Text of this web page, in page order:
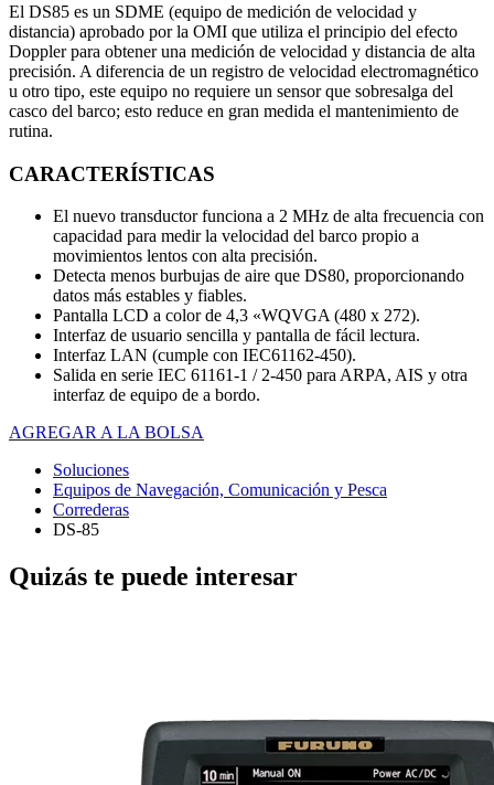
El DS85 es un SDME (equipo de medición de velocidad y
distancia) aprobado por la OMI que utiliza el principio del efecto
Doppler para obtener una medición de velocidad y distancia de alta
precisión. A diferencia de un registro de velocidad electromagnético
u otro tipo, este equipo no requiere un sensor que sobresalga del
casco del barco; esto reduce en gran medida el mantenimiento de
rutina.
CARACTERÍSTICAS
El nuevo transductor funciona a 2 MHz de alta frecuencia con
capacidad para medir la velocidad del barco propio a
movimientos lentos con alta precisión.
Detecta menos burbujas de aire que DS80, proporcionando
datos más estables y fiables.
Pantalla LCD a color de 4,3 «WQVGA (480 x 272).
Interfaz de usuario sencilla y pantalla de fácil lectura.
Interfaz LAN (cumple con IEC61162-450).
Salida en serie IEC 61161-1 / 2-450 para ARPA, AIS y otra
interfaz de equipo de a bordo.
AGREGAR A LA BOLSA
Soluciones
Equipos de Navegación, Comunicación y Pesca
Correderas
DS-85
Quizás te puede interesar